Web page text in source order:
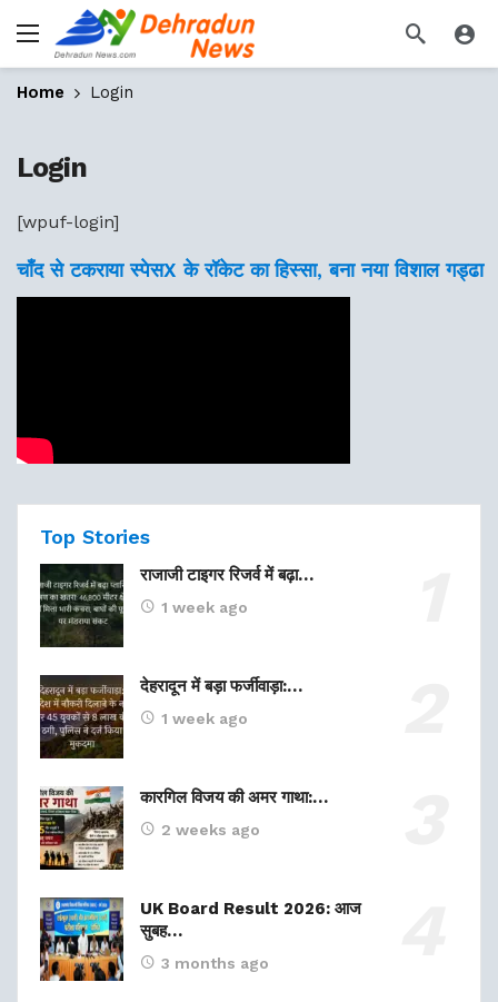
Home Login
Login
[wpuf-login]
चाँद से टकराया स्पेसX के रॉकेट का हिस्सा, बना नया विशाल गड्ढा
Top Stories
राजाजी टाइगर रिजर्व में बढ़ा…
1 week ago
देहरादून में बड़ा फर्जीवाड़ा:…
1 week ago
कारगिल विजय की अमर गाथा:…
2 weeks ago
UK Board Result 2026: आज
सुबह…
3 months ago